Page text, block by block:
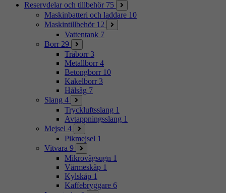
Reservdelar och tillbehör 75
Maskinbatteri och laddare 10
Maskintillbehör 12
Vattentank 7
Borr 29
Träborr 3
Metallborr 4
Betongborr 10
Kakelborr 3
Hålsåg 7
Slang 4
Tryckluftsslang 1
Avtappningsslang 1
Mejsel 4
Pikmejsel 1
Vitvara 9
Mikrovågsugn 1
Värmeskåp 1
Kylskåp 1
Kaffebryggare 6